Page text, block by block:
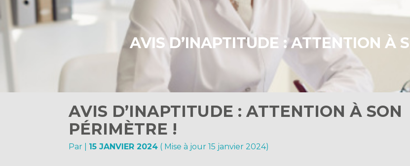
AVIS D’INAPTITUDE : ATTENTION À
AVIS D’INAPTITUDE : ATTENTION À SON
PÉRIMÈTRE !
Par 15 JANVIER 2024 ( Mise à jour 15 janvier 2024)